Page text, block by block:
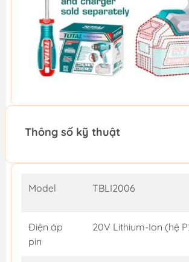
Thông số kỹ thuật
Model TBLI2006
Điện áp
pin
20V Lithium-Ion (hệ